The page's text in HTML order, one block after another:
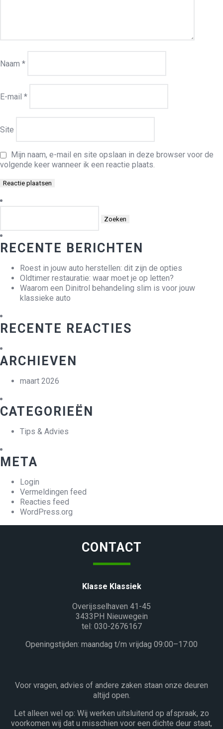
Naam *
E-mail *
Site
Mijn naam, e-mail en site opslaan in deze browser voor de
volgende keer wanneer ik een reactie plaats.
RECENTE BERICHTEN
Roest in jouw auto herstellen: dit zijn de opties
Oldtimer restauratie: waar moet je op letten?
Waarom een Dinitrol behandeling slim is voor jouw
klassieke auto
RECENTE REACTIES
ARCHIEVEN
maart 2026
CATEGORIEËN
Tips & Advies
META
Login
Vermeldingen feed
Reacties feed
WordPress.org
CONTACT
Klasse Klassiek
Overijsselhaven 41-45
3433PH Nieuwegein
tel: 030-2676167
Openingstijden: maandag t/m vrijdag 09:00–17:00
Voor vragen, advies of andere zaken staan onze deuren
altijd open.
Let alleen wel op: Wij werken uitsluitend op afspraak, zo
voorkomen wij dat u misschien voor een dichte deur staat,